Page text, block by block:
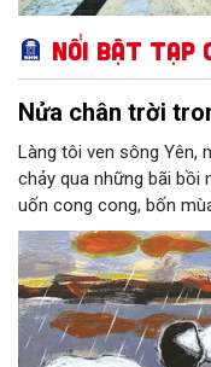
Nổi bật Tạp
Nửa chân trời
Làng tôi ven sông Yên,
chảy qua những bãi bồi
uốn cong cong, bốn
hoàng hôn, khi nắng
lại thẫm màu như có ai